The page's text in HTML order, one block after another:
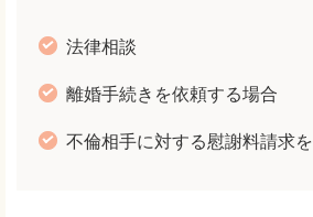
法律相談
離婚手続きを依頼する場合
不倫相手に対する慰謝料請求